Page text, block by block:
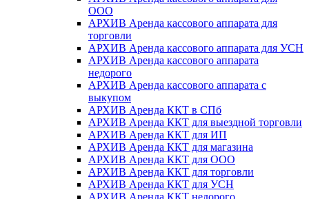
ООО
АРХИВ Аренда кассового аппарата для
торговли
АРХИВ Аренда кассового аппарата для УСН
АРХИВ Аренда кассового аппарата
недорого
АРХИВ Аренда кассового аппарата с
выкупом
АРХИВ Аренда ККТ в СПб
АРХИВ Аренда ККТ для выездной торговли
АРХИВ Аренда ККТ для ИП
АРХИВ Аренда ККТ для магазина
АРХИВ Аренда ККТ для ООО
АРХИВ Аренда ККТ для торговли
АРХИВ Аренда ККТ для УСН